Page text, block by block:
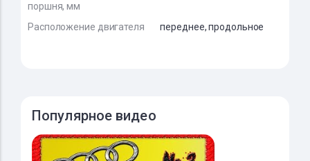
поршня, мм
Расположение двигателя переднее, продольное
Популярное видео